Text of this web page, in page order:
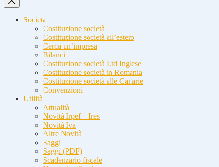
Società
Costituzione società
Costituzione società all’estero
Cerca un’impresa
Bilanci
Costituzione società Ltd Inglese
Costituzione società in Romania
Costituzione società alle Canarie
Convenzioni
Utilità
Attualità
Novità Irpef – Ires
Novità Iva
Altre Novità
Saggi
Saggi (PDF)
Scadenzario fiscale